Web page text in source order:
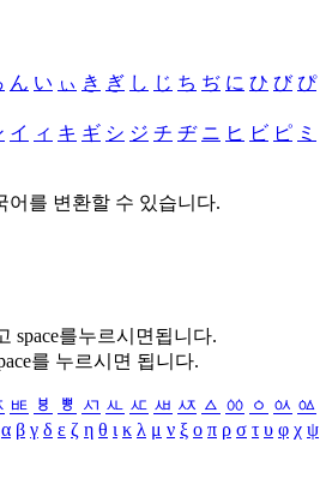
ん い ぃ き ぎ し じ ち ぢ に ひ び ぴ
イ ィ キ ギ シ ジ チ ヂ ニ ヒ ビ ピ ミ
어를 변환할 수 있습니다.
space를누르시면됩니다.
를 누르시면 됩니다.
ㅷ ㅸ ㅹ ㅺ ㅻ ㅼ ㅽ ㅾ ㅿ ㆀ ㆁ ㆂ ㆃ
α β γ δ ε ζ η θ ι κ λ μ ν ξ ο π ρ σ τ υ φ χ ψ